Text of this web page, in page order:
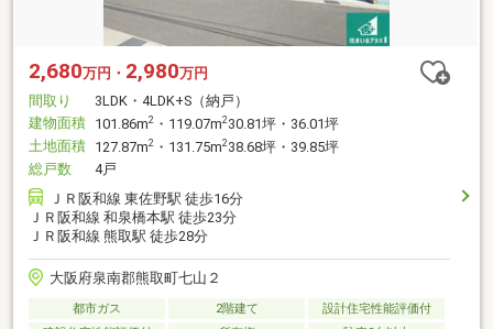
2,680万円・ 2,980万円
間取り
3LDK・4LDK+S（納戸）
建物面積 101.86m2 ・119.07m2 30.81坪・36.01坪
土地面積 127.87m2 ・131.75m2 38.68坪・39.85坪
総戸数
4戸
ＪＲ阪和線 東佐野駅 徒歩16分
ＪＲ阪和線 和泉橋本駅 徒歩23分
ＪＲ阪和線 熊取駅 徒歩28分
大阪府泉南郡熊取町七山２
都市ガス 2階建て
設計住宅性能評価付